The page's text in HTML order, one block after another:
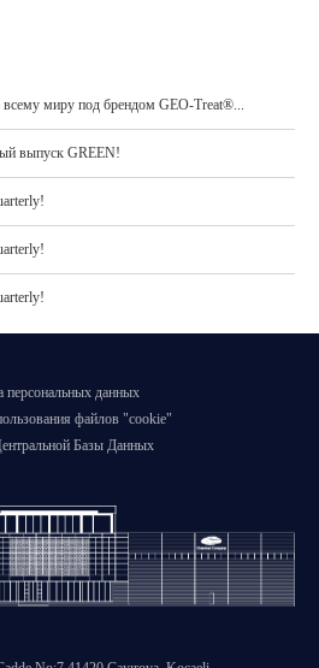
всему миру под брендом GEO-Treat®...
выпуск GREEN!
персональных данных
файлов "cookie"
Базы Данных